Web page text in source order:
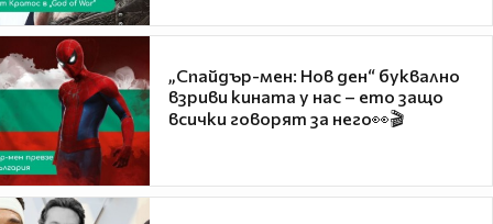
„Спайдър-мен: Нов ден“ буквално
взриви кината у нас – ето защо
всички говорят за него👀🎬